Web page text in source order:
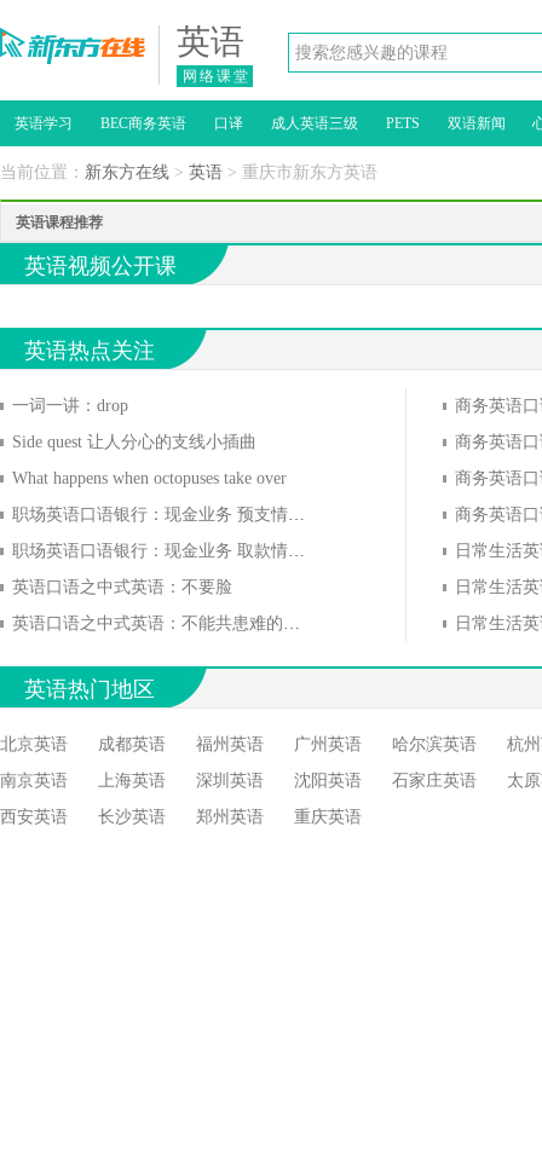
英语
网络课堂
英语学习 BEC商务英语 口译 成人英语三级 PETS 双语新闻
当前位置： 新东方在线 > 英语 > 重庆市新东方英语
英语课程推荐
英语视频公开课
英语热点关注
一词一讲：drop
Side quest 让人分心的支线小插曲
What happens when octopuses take over
职场英语口语银行：现金业务 预支情景(1)
职场英语口语银行：现金业务 取款情景(4)
英语口语之中式英语：不要脸
英语口语之中式英语：不能共患难的朋友
商务英语
商务英语
英语热门地区
北京英语 成都英语 福州英语 广州英语 哈尔滨英语
杭
南京英语
上海英语 深圳英语 沈阳英语 石家庄英语
太
西安英语
长沙英语 郑州英语 重庆英语